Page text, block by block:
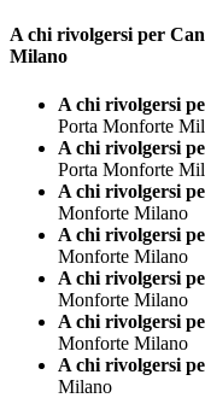
A chi rivolgersi per
Milano
A chi rivolgersi
Porta Monforte
A chi rivolgersi
Porta Monforte
A chi rivolgersi
Monforte Milano
A chi rivolgersi
Monforte Milano
A chi rivolgersi
Monforte Milano
A chi rivolgersi
Monforte Milano
A chi rivolgersi
Milano